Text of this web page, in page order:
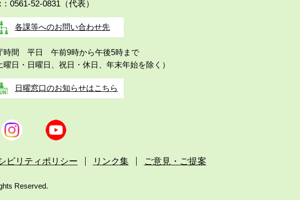
0561-52-0831（代表）
各課等へのお問い合わせ先
時間 平日 午前9時から午後5時まで
曜日・日曜日、祝日・休日、年末年始を除く）
日曜窓口のお知らせはこちら
ビリティポリシー リンク集 ご意見・ご提案
Reserved.